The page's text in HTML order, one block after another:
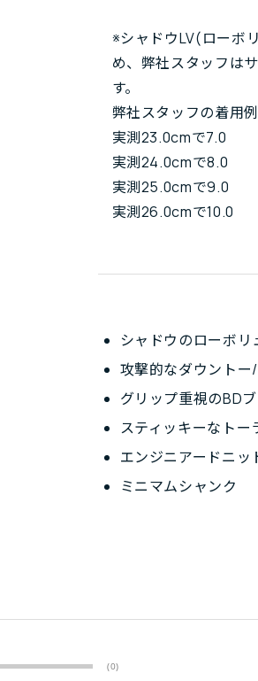
※シャドウLV(ローボ
め、弊社スタッフは
す。
弊社スタッフの着用例
実測23.0cmで7.0
実測24.0cmで8.0
実測25.0cmで9.0
実測26.0cmで10.0
シャドウのローボリ
攻撃的なダウントー
グリップ重視のBD
スティッキーなトー
エンジニアードニッ
ミニマムシャンク
(0)